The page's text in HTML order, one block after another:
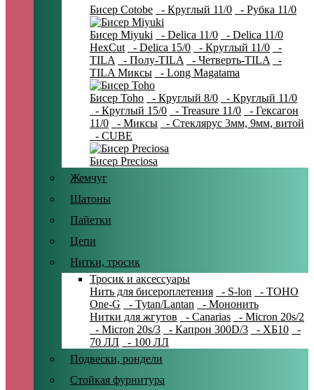
Бисер Cotobe - Круглый 11/0 - Рубка 11/0
Бисер Miyuki - Delica 11/0
- Delica 11/0
HexCut
- Delica 15/0 - Круглый 11/0
-
TILA
- Полу-TILA - Четверть-TILA
-
TILA Миксы
- Long Magatama
Бисер Toho - Круглый 8/0
- Круглый 11/0
- Круглый 15/0
- Treasure 11/0
- Гексагон
11/0
- Миксы
- Стеклярус 3мм, 9мм, витой
- CUBE
Бисер Preciosa
Жемчуг
Шатоны
Пайетки
Цепи
Нитки, тросик
Тросик и аксессуары
Нить для бисероплетения
- S-lon
- TOHO
One-G
- Tytan/Lantan
- Мононить
Нитки для жгутов
- Canarias
- Micron 20s/2
- Micron 20s/3
- Капрон 300D/3 - ХБ10
-
70 ЛЛ
- 100 ЛЛ
Подвески, рондели
Стойкая фурнитура